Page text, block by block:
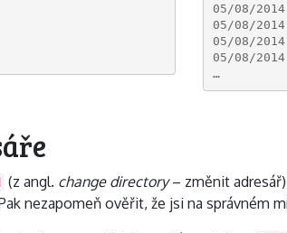
05/08/
05/08/
05/08/
05/08/
…
(z angl. change directory– změnit
nezapomeň ověřit, že jsi na správném